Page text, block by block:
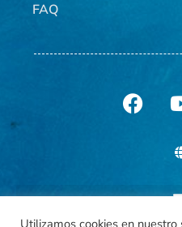
FAQ
Utilizamos cookies en